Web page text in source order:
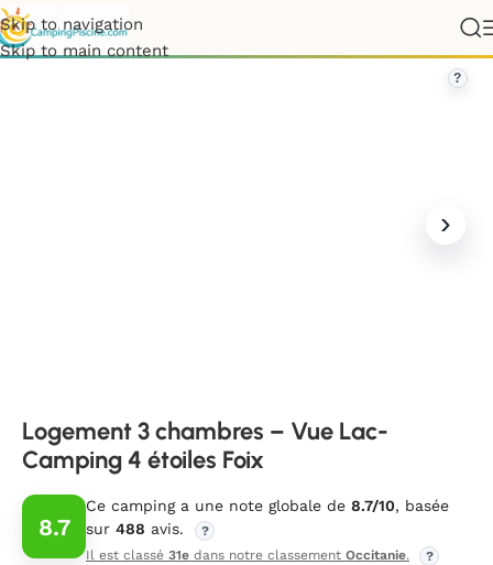
Skip to navigation
Skip to main content
Logement 3 chambres – Vue Lac- Camping 4 étoiles Foix
?
Logement 3 chambres – Vue Lac-
Camping 4 étoiles Foix
8.7
Ce camping a une note globale de 8.7/10, basée
sur 488 avis.
?
Il est classé 31e dans notre classement Occitanie. ?